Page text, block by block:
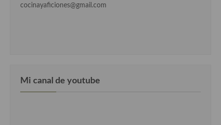
cocinayaficiones@gmail.com
Mi canal de youtube